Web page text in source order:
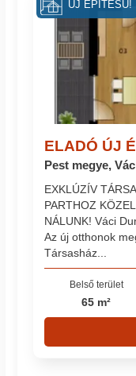
ELADÓ ÚJ
Pest megye, Vác
EXKLÚZÍV
PARTHOZ
NÁLUNK! Váci
Az új otthonok
Társasház...
Belső terület
65 m²
ÚJ ÉPÍTÉSŰ!